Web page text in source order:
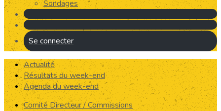
Sondages
Se connecter
Actualité
Résultats du week-end
Agenda du week-end
Comité Directeur / Commissions